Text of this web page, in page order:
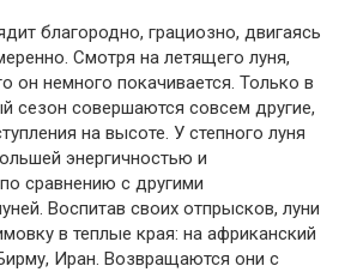
благородно, грациозно, двигаясь
Смотря на летящего луня,
он немного покачивается. Только в
сезон совершаются совсем другие,
на высоте. У степного луня
энергичностью и
сравнению с другими
Воспитав своих отпрысков, луни
в теплые края: на африканский
Иран. Возвращаются они с